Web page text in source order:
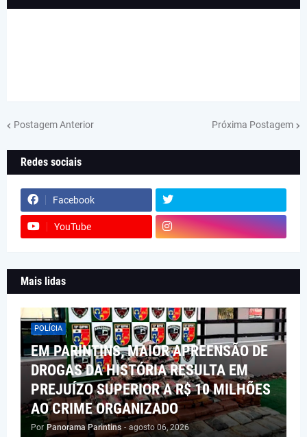
Postagem Anterior Próxima Postagem
Redes sociais
Facebook
YouTube
Mais lidas
POLÍCIA
EM PARINTINS, MAIOR APREENSÃO DE
DROGAS DA HISTÓRIA RESULTA EM
PREJUÍZO SUPERIOR A R$ 10 MILHÕES
AO CRIME ORGANIZADO
Por Panorama Parintins - agosto 06, 2026